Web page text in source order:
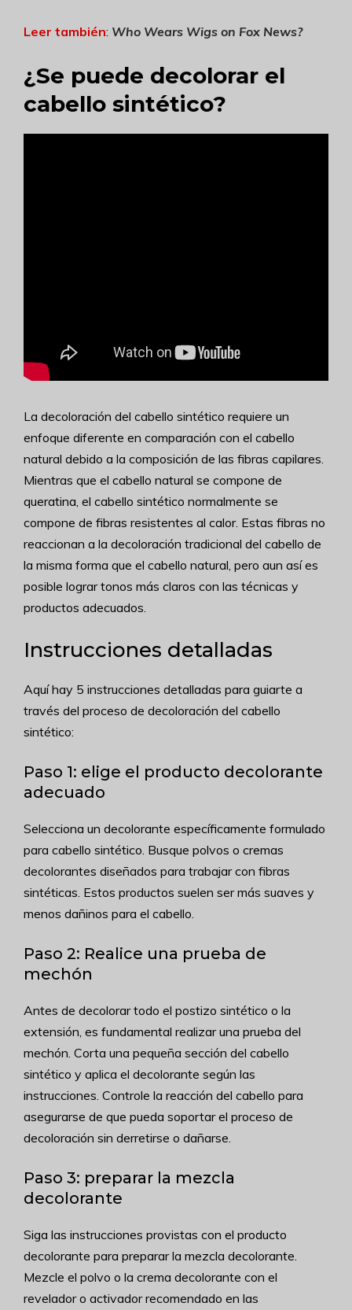
Leer también: Who Wears Wigs on Fox News?
¿Se puede decolorar el
cabello sintético?
La decoloración del cabello sintético requiere un
enfoque diferente en comparación con el cabello
natural debido a la composición de las fibras capilares.
Mientras que el cabello natural se compone de
queratina, el cabello sintético normalmente se
compone de fibras resistentes al calor. Estas fibras no
reaccionan a la decoloración tradicional del cabello de
la misma forma que el cabello natural, pero aun así es
posible lograr tonos más claros con las técnicas y
productos adecuados.
Instrucciones detalladas
Aquí hay 5 instrucciones detalladas para guiarte a
través del proceso de decoloración del cabello
sintético:
Paso 1: elige el producto decolorante
adecuado
Selecciona un decolorante específicamente formulado
para cabello sintético. Busque polvos o cremas
decolorantes diseñados para trabajar con fibras
sintéticas. Estos productos suelen ser más suaves y
menos dañinos para el cabello.
Paso 2: Realice una prueba de
mechón
Antes de decolorar todo el postizo sintético o la
extensión, es fundamental realizar una prueba del
mechón. Corta una pequeña sección del cabello
sintético y aplica el decolorante según las
instrucciones. Controle la reacción del cabello para
asegurarse de que pueda soportar el proceso de
decoloración sin derretirse o dañarse.
Paso 3: preparar la mezcla
decolorante
Siga las instrucciones provistas con el producto
decolorante para preparar la mezcla decolorante.
Mezcle el polvo o la crema decolorante con el
revelador o activador recomendado en las